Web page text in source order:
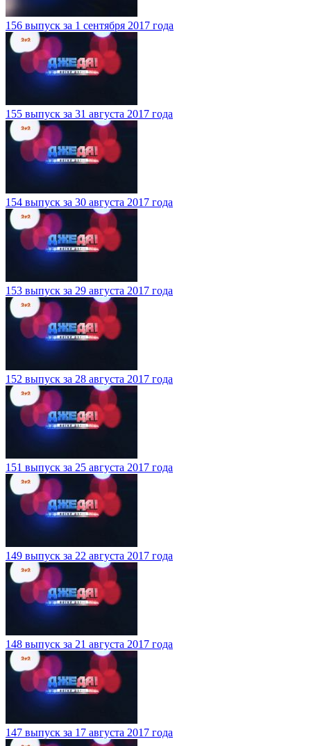
156 выпуск за 1 сентября 2017 года
155 выпуск за 31 августа 2017 года
154 выпуск за 30 августа 2017 года
153 выпуск за 29 августа 2017 года
152 выпуск за 28 августа 2017 года
151 выпуск за 25 августа 2017 года
149 выпуск за 22 августа 2017 года
148 выпуск за 21 августа 2017 года
147 выпуск за 17 августа 2017 года